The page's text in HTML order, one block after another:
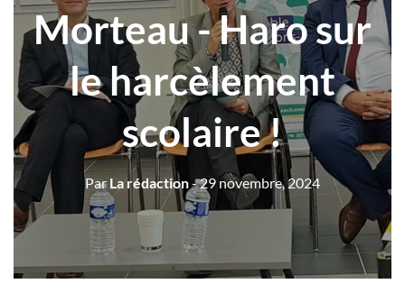
Morteau - Haro sur
le harcèlement
scolaire !
Par La rédaction- 29 novembre, 2024